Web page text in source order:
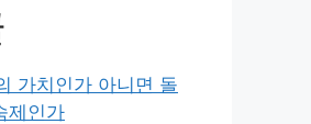
가치인가 아니면 돌
제인가